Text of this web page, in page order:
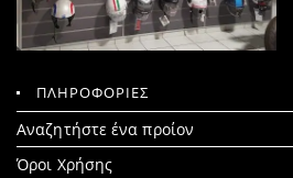
ΠΛΗΡΟΦΟΡΙΕΣ
Αναζητήστε ένα προίον
Search
for:
Όροι Χρήσης